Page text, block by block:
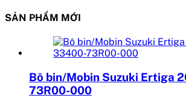
SẢN PHẨM MỚI
Bô bin/Mobin Suzuki Ertiga
73R00-000